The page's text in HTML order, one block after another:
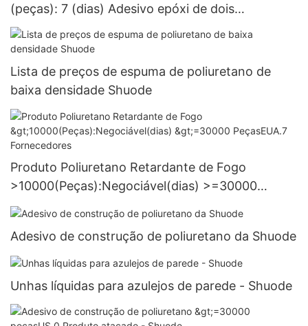
(peças): 7 (dias) Adesivo epóxi de dois
componentes no atacado - Shuode
Lista de preços de espuma de poliuretano de
baixa densidade Shuode
Produto Poliuretano Retardante de Fogo
>10000(Peças):Negociável(dias) >=30000
PeçasEUA.7 Fornecedores
Adesivo de construção de poliuretano da Shuode
Unhas líquidas para azulejos de parede - Shuode